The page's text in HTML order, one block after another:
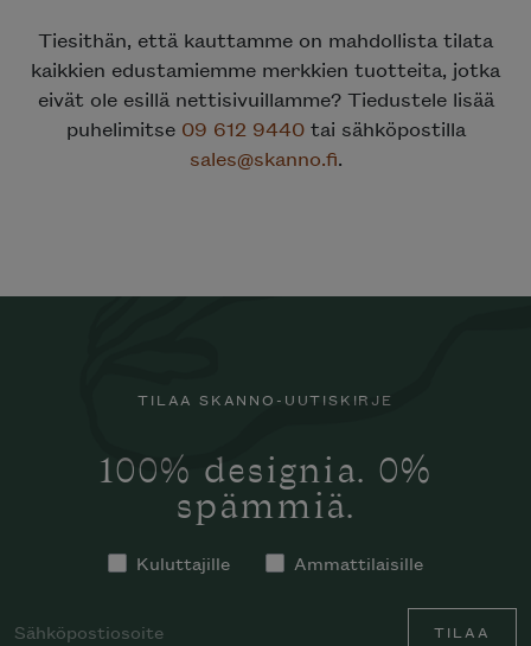
Tiesithän, että kauttamme on mahdollista tilata
kaikkien edustamiemme merkkien tuotteita, jotka
eivät ole esillä nettisivuillamme? Tiedustele lisää
puhelimitse 09 612 9440tai sähköpostilla
sales@skanno.fi.
TILAA SKANNO-UUTISKIRJE
100% designia. 0%
spämmiä.
Kuluttajille Ammattilaisille
TILAA